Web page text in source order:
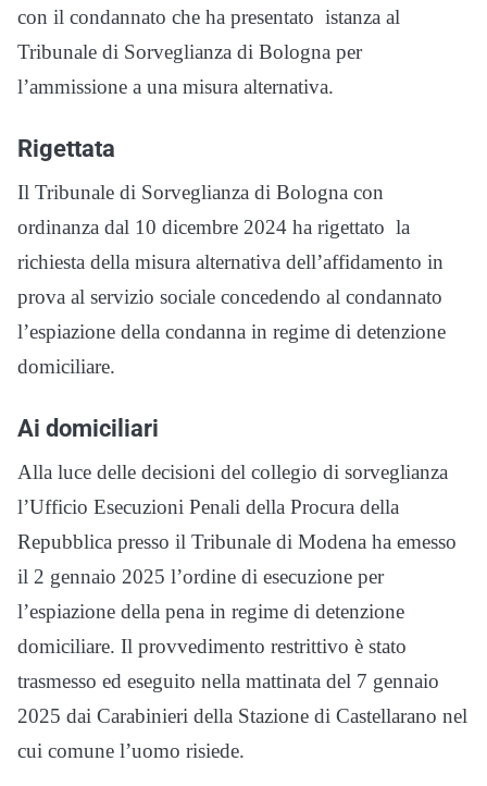
con il condannato che ha presentato istanza al
Tribunale di Sorveglianza di Bologna per
l’ammissione a una misura alternativa.
Rigettata
Il Tribunale di Sorveglianza di Bologna con
ordinanza dal 10 dicembre 2024 ha rigettato la
richiesta della misura alternativa dell’affidamento in
prova al servizio sociale concedendo al condannato
l’espiazione della condanna in regime di detenzione
domiciliare.
Ai domiciliari
Alla luce delle decisioni del collegio di sorveglianza
l’Ufficio Esecuzioni Penali della Procura della
Repubblica presso il Tribunale di Modena ha emesso
il 2 gennaio 2025 l’ordine di esecuzione per
l’espiazione della pena in regime di detenzione
domiciliare. Il provvedimento restrittivo è stato
trasmesso ed eseguito nella mattinata del 7 gennaio
2025 dai Carabinieri della Stazione di Castellarano nel
cui comune l’uomo risiede.